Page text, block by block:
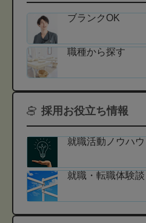
ブランクOK
職種から探す
採用お役立ち情報
就職活動ノウハウ
就職・転職体験談